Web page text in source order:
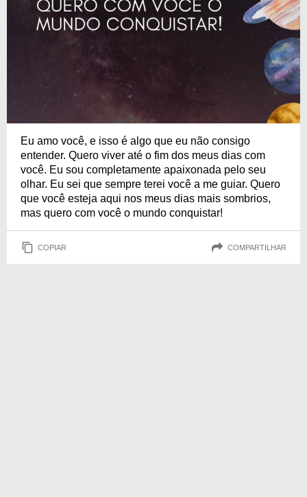
Eu amo você, e isso é algo que eu não consigo
entender. Quero viver até o fim dos meus dias com
você. Eu sou completamente apaixonada pelo seu
olhar. Eu sei que sempre terei você a me guiar. Quero
que você esteja aqui nos meus dias mais sombrios,
mas quero com você o mundo conquistar!
COPIAR COMPARTILHAR